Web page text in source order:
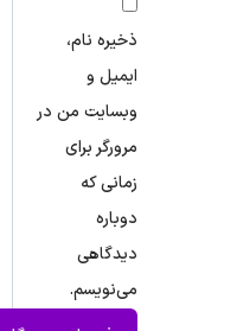
ذخیره نام،
ایمیل و
وبسایت من در
مرورگر برای
زمانی که
دوباره
دیدگاهی
می‌نویسم.